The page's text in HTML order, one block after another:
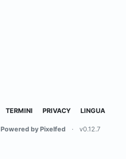
TERMINI PRIVACY LINGUA
Powered by Pixelfed · v0.12.7